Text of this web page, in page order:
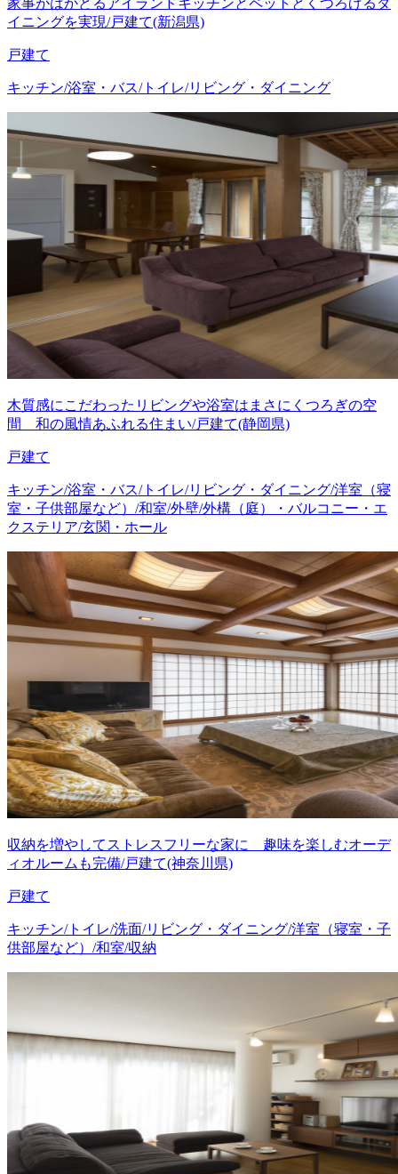
イニングを実現/戸建て(新潟県)
戸建て
キッチン/浴室・バス/トイレ/リビング・ダイニング
木質感にこだわったリビングや浴室はまさにくつろぎの空
間 和の風情あふれる住まい/戸建て(静岡県)
戸建て
キッチン/浴室・バス/トイレ/リビング・ダイニング/洋室（寝
室・子供部屋など）/和室/外壁/外構（庭）・バルコニー・エ
クステリア/玄関・ホール
収納を増やしてストレスフリーな家に 趣味を楽しむオーデ
ィオルームも完備/戸建て(神奈川県)
戸建て
キッチン/トイレ/洗面/リビング・ダイニング/洋室（寝室・子
供部屋など）/和室/収納